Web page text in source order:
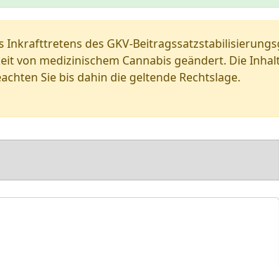
Inkrafttretens des GKV-
von medizinischem Cannabis geändert. Die
Sie bis dahin die geltende Rechtslage.